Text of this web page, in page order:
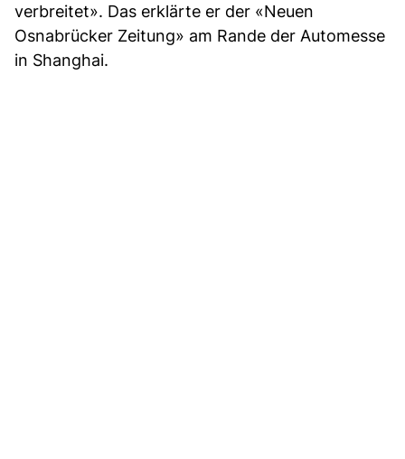
verbreitet». Das erklärte er der «Neuen
Osnabrücker Zeitung» am Rande der Automesse
in Shanghai.